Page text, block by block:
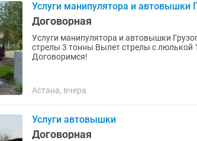
Услуги манипулятора и
Договорная
Услуги манипулятора и автовышки Грузоподъемность машины 4,5 тонн Грузоподъемность
стрелы 3 тонны Вылет стрелы с люлькой 11,5 метров Нал / без нал Город/ межгород Звоните!
Договоримся!
Астана, вчера
Услуги автовышки
Договорная